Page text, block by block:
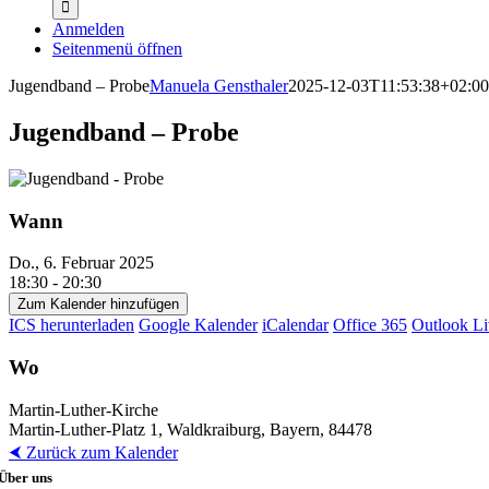
Anmelden
Seitenmenü öffnen
Jugendband – ProbeManuela Gensthaler2025-12-03T11:53:38+02:00
Jugendband – Probe
Wann
Do., 6. Februar 2025
18:30 - 20:30
Zum Kalender hinzufügen
ICS herunterladen Google Kalender iCalendar Office 365 Outlook
Wo
Martin-Luther-Kirche
Martin-Luther-Platz 1, Waldkraiburg, Bayern, 84478
⮜ Zurück zum Kalender
uns